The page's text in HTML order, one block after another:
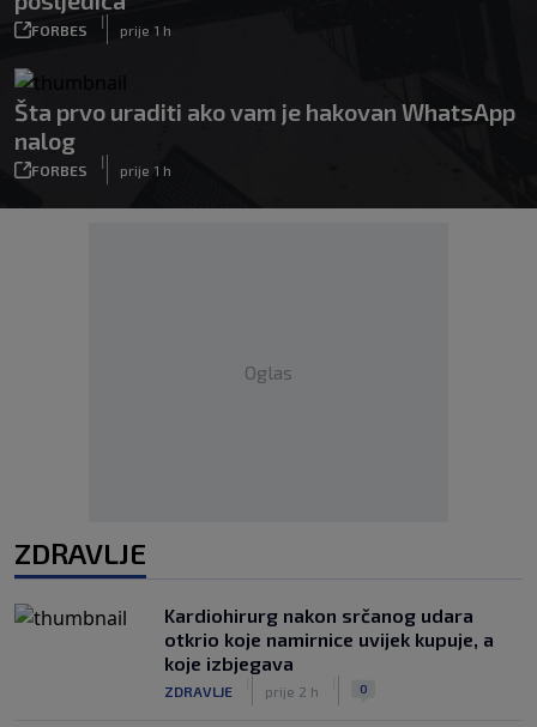
FORBES
|
prije 1 h
Šta prvo uraditi ako vam je hakovan WhatsApp
nalog
FORBES
|
prije 1 h
Oglas
ZDRAVLJE
Kardiohirurg nakon srčanog udara
otkrio koje namirnice uvijek kupuje, a
koje izbjegava
ZDRAVLJE prije 2 h 0